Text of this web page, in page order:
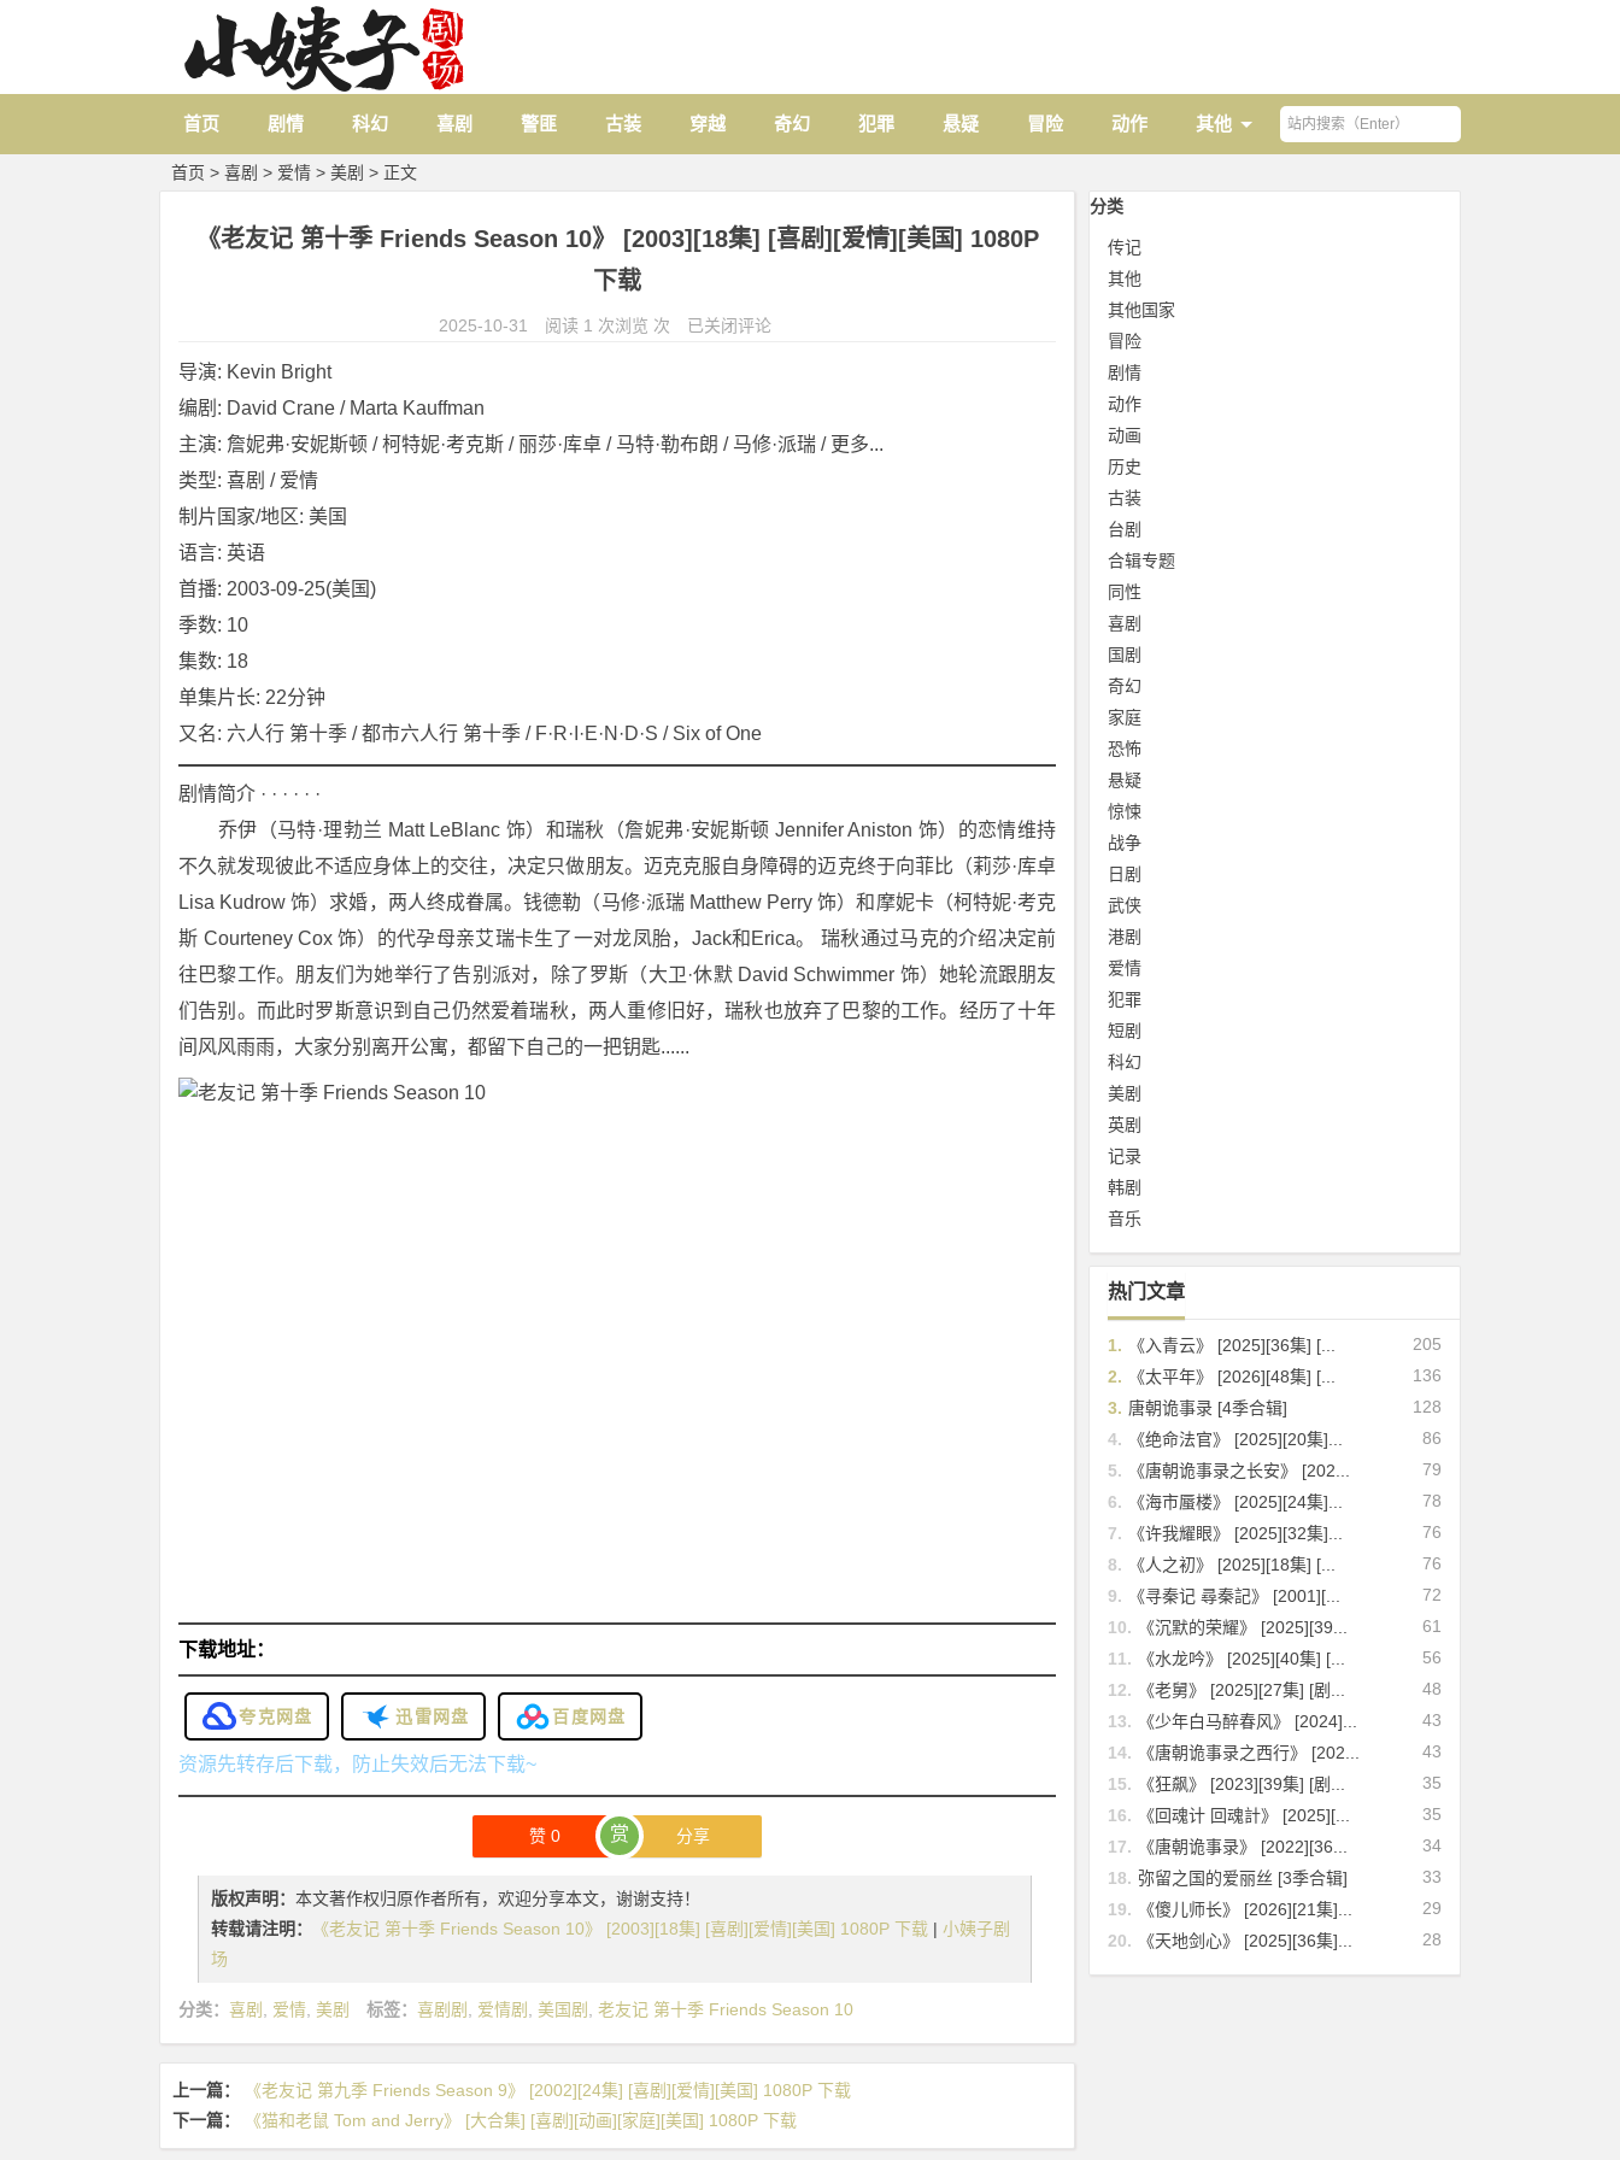
首页 剧情 科幻 喜剧 警匪 古装 穿越 奇幻 犯罪 悬疑 冒险 动作 其他
首页 > 喜剧 > 爱情 > 美剧 > 正文
《老友记 第十季 Friends Season 10》 [2003][18集] [喜剧][爱情][美国] 1080P
下载
2025-10-31 阅读 1 次浏览 次 已关闭评论
导演: Kevin Bright
编剧: David Crane / Marta Kauffman
主演: 詹妮弗·安妮斯顿 / 柯特妮·考克斯 / 丽莎·库卓 / 马特·勒布朗 / 马修·派瑞 / 更多...
类型: 喜剧 / 爱情
制片国家/地区: 美国
语言: 英语
首播: 2003-09-25(美国)
季数: 10
集数: 18
单集片长: 22分钟
又名: 六人行 第十季 / 都市六人行 第十季 / F·R·I·E·N·D·S / Six of One
剧情简介 · · · · · ·
乔伊（马特·理勃兰 Matt LeBlanc 饰）和瑞秋（詹妮弗·安妮斯顿 Jennifer Aniston 饰）的恋情维持
不久就发现彼此不适应身体上的交往，决定只做朋友。迈克克服自身障碍的迈克终于向菲比（莉莎·库卓
Lisa Kudrow 饰）求婚，两人终成眷属。钱德勒（马修·派瑞 Matthew Perry 饰）和摩妮卡（柯特妮·考克
斯 Courteney Cox 饰）的代孕母亲艾瑞卡生了一对龙凤胎，Jack和Erica。 瑞秋通过马克的介绍决定前
往巴黎工作。朋友们为她举行了告别派对，除了罗斯（大卫·休默 David Schwimmer 饰）她轮流跟朋友
们告别。而此时罗斯意识到自己仍然爱着瑞秋，两人重修旧好，瑞秋也放弃了巴黎的工作。经历了十年
间风风雨雨，大家分别离开公寓，都留下自己的一把钥匙......
下载地址：
夸克网盘 迅雷网盘 百度网盘
资源先转存后下载，防止失效后无法下载~
赞 0 赏 分享
版权声明：本文著作权归原作者所有，欢迎分享本文，谢谢支持！
转载请注明：
《老友记 第十季 Friends Season 10》 [2003][18集] [喜剧][爱情][美国] 1080P 下载 | 小姨子剧
场
分类： 喜剧 爱情 美剧 标签： 喜剧剧 爱情剧 美国剧 老友记 第十季 Friends Season 10
上一篇：
《老友记 第九季 Friends Season 9》 [2002][24集] [喜剧][爱情][美国] 1080P 下载
下一篇：
《猫和老鼠 Tom and Jerry》 [大合集] [喜剧][动画][家庭][美国] 1080P 下载
分类
传记
其他
其他国家
冒险
剧情
动作
动画
历史
古装
台剧
合辑专题
同性
喜剧
国剧
奇幻
家庭
恐怖
悬疑
惊悚
战争
日剧
武侠
港剧
爱情
犯罪
短剧
科幻
美剧
英剧
记录
韩剧
音乐
热门文章
205
1.
《入青云》 [2025][36集] [...
136
2.
《太平年》 [2026][48集] [...
128
3. 唐朝诡事录 [4季合辑]
86
4.
《绝命法官》 [2025][20集]...
79
5.
《唐朝诡事录之长安》 [202...
78
6.
《海市蜃楼》 [2025][24集]...
76
7.
《许我耀眼》 [2025][32集]...
76
8.
《人之初》 [2025][18集] [...
72
9.
《寻秦记 尋秦記》 [2001][...
61
10.
《沉默的荣耀》 [2025][39...
56
11.
《水龙吟》 [2025][40集] [...
48
12.
《老舅》 [2025][27集] [剧...
43
13.
《少年白马醉春风》 [2024]...
43
14.
《唐朝诡事录之西行》 [202...
35
15.
《狂飙》 [2023][39集] [剧...
35
16.
《回魂计 回魂計》 [2025][...
34
17.
《唐朝诡事录》 [2022][36...
33
18. 弥留之国的爱丽丝 [3季合辑]
29
19.
《傻儿师长》 [2026][21集]...
28
20. 《天地剑心》 [2025][36集]...